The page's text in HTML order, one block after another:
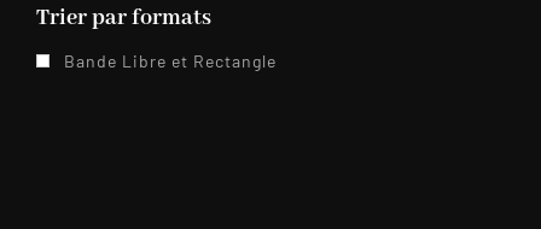
Trier par formats
Bande Libre et Rectangle